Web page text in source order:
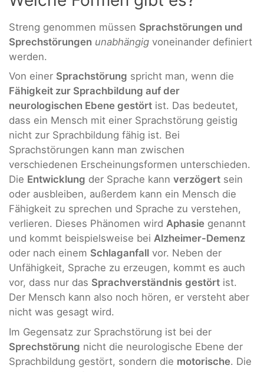
Streng genommen müssen Sprachstörungen und
Sprechstörungen unabhängig voneinander definiert
werden.
Von einer Sprachstörung spricht man, wenn die
Fähigkeit zur Sprachbildung auf der
neurologischen Ebene gestört ist. Das bedeutet,
dass ein Mensch mit einer Sprachstörung geistig
nicht zur Sprachbildung fähig ist. Bei
Sprachstörungen kann man zwischen
verschiedenen Erscheinungsformen unterschieden.
Die Entwicklung der Sprache kann verzögert sein
oder ausbleiben, außerdem kann ein Mensch die
Fähigkeit zu sprechen und Sprache zu verstehen,
verlieren. Dieses Phänomen wird Aphasie genannt
und kommt beispielsweise bei Alzheimer-Demenz
oder nach einem Schlaganfall vor. Neben der
Unfähigkeit, Sprache zu erzeugen, kommt es auch
vor, dass nur das Sprachverständnis gestört ist.
Der Mensch kann also noch hören, er versteht aber
nicht was gesagt wird.
Im Gegensatz zur Sprachstörung ist bei der
Sprechstörung nicht die neurologische Ebene der
Sprachbildung gestört, sondern die motorische. Die